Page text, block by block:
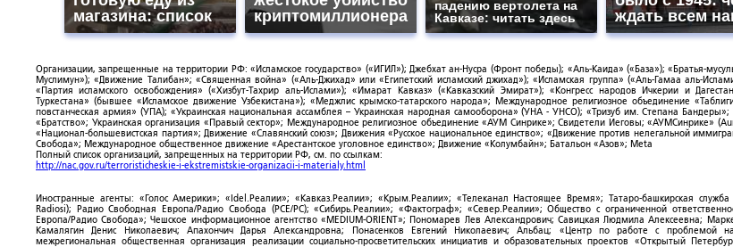
магазина: список
криптомиллионера
падению вертолета на
Кавказе: читать здесь
ждать всем
Организации, запрещенные на территории РФ: «Исламское государство» («ИГИЛ»); Джебхат ан-Нусра (Фронт победы); «Аль-Каида» («База»); «Братья-
Муслимун»); «Движение Талибан»; «Священная война» («Аль-Джихад» или «Египетский исламский джихад»); «Исламская группа» («Аль-Гамаа аль-
«Партия исламского освобождения» («Хизбут-Тахрир аль-Ислами»); «Имарат Кавказ» («Кавказский Эмират»); «Конгресс народов Ичкерии и
Туркестана» (бывшее «Исламское движение Узбекистана»); «Меджлис крымско-татарского народа»; Международное религиозное объединение
повстанческая армия» (УПА); «Украинская национальная ассамблея – Украинская народная самооборона» (УНА - УНСО); «Тризуб им. Степана Бандеры»;
«Братство»; Украинская организация «Правый сектор»; Международное религиозное объединение «АУМ Синрике»; Свидетели Иеговы; «АУМСинрике»
«Национал-большевистская партия»; Движение «Славянский союз»; Движения «Русское национальное единство»; «Движение против нелегальной
Свобода»; Международное общественное движение «Арестантское уголовное единство»; Движение «Колумбайн»; Батальон «Азов»; Meta
Полный список организаций, запрещенных на территории РФ, см. по ссылкам:
http://nac.gov.ru/terroristicheskie-i-ekstremistskie-organizacii-i-materialy.html
Иностранные агенты: «Голос Америки»; «Idel.Реалии»; «Кавказ.Реалии»; «Крым.Реалии»; «Телеканал Настоящее Время»; Татаро-башкирская
Radiosi); Радио Свободная Европа/Радио Свобода (PCE/PC); «Сибирь.Реалии»; «Фактограф»; «Север.Реалии»; Общество с ограниченной
Европа/Радио Свобода»; Чешское информационное агентство «MEDIUM-ORIENT»; Пономарев Лев Александрович; Савицкая Людмила Алексеевна;
Камалягин Денис Николаевич; Апахончич Дарья Александровна; Понасенков Евгений Николаевич; Альбац; «Центр по работе с проблемой
межрегиональная общественная организация реализации социально-просветительских инициатив и образовательных проектов «Открытый